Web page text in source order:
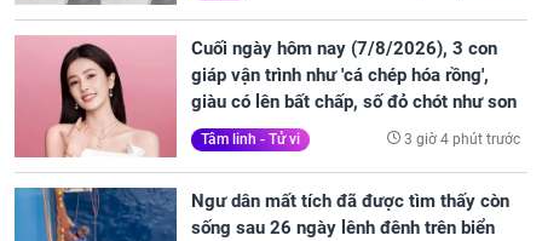
Cuối ngày hôm nay (7/8/2026), 3 con
giáp vận trình như 'cá chép hóa rồng',
giàu có lên bất chấp, số đỏ chót như son
Tâm linh - Tử vi 3 giờ 4 phút trước
Ngư dân mất tích đã được tìm thấy còn
sống sau 26 ngày lênh đênh trên biển